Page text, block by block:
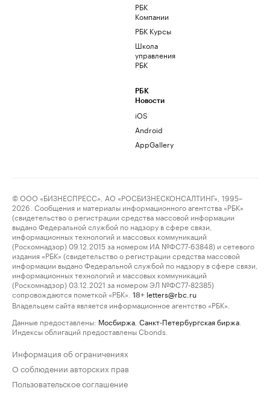
РБК
Компании
РБК Курсы
Школа
управления
РБК
РБК
Новости
iOS
Android
AppGallery
© ООО «БИЗНЕСПРЕСС», АО «РОСБИЗНЕСКОНСАЛТИНГ», 1995–
2026. Сообщения и материалы информационного агентства «РБК»
(свидетельство о регистрации средства массовой информации
выдано Федеральной службой по надзору в сфере связи,
информационных технологий и массовых коммуникаций
(Роскомнадзор) 09.12.2015 за номером ИА №ФС77-63848) и сетевого
издания «РБК» (свидетельство о регистрации средства массовой
информации выдано Федеральной службой по надзору в сфере связи,
информационных технологий и массовых коммуникаций
(Роскомнадзор) 03.12.2021 за номером ЭЛ №ФС77-82385)
сопровождаются пометкой «РБК».
18+ letters@rbc.ru
Владельцем сайта является информационное агентство «РБК».
Данные предоставлены: Мосбиржа Санкт-Петербургская биржа
Индексы облигаций предоставлены Cbonds.
Информация об ограничениях
О соблюдении авторских прав
Пользовательское соглашение